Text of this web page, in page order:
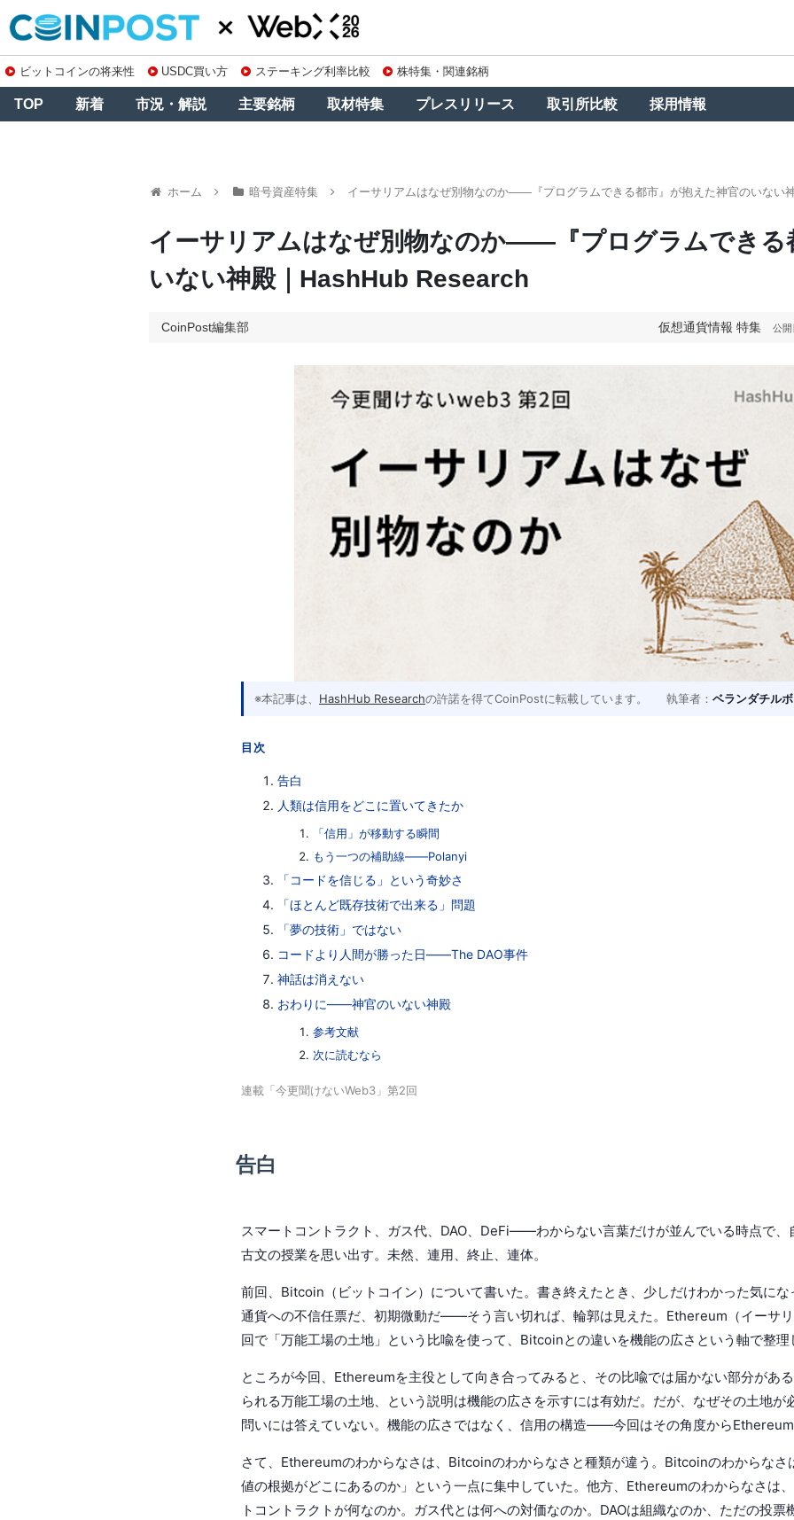
ビットコインの将来性 USDC買い方 ステーキング利率比較 株特集・関連銘柄
TOP 新着 市況・解説 主要銘柄 取材特集 プレスリリース 取引所比較 採用情報
ホーム 暗号資産特集 イーサリアムはなぜ別物なのか——『プログラムできる都市』が抱えた神官のいない
イーサリアムはなぜ別物なのか——『プログラムできる
いない神殿｜HashHub Research
CoinPost編集部 仮想通貨情報 特集 公
※本記事は、 HashHub Researchの許諾を得てCoinPostに転載しています。 執筆者： ベランダチル
目次
告白
人類は信用をどこに置いてきたか
「信用」が移動する瞬間
もう一つの補助線——Polanyi
「コードを信じる」という奇妙さ
「ほとんど既存技術で出来る」問題
「夢の技術」ではない
コードより人間が勝った日——The DAO事件
神話は消えない
おわりに——神官のいない神殿
参考文献
次に読むなら
連載「今更聞けないWeb3」第2回
告白
スマートコントラクト、ガス代、DAO、DeFi——わからない言葉だけが並んでいる時点で、
古文の授業を思い出す。未然、連用、終止、連体。
前回、Bitcoin（ビットコイン）について書いた。書き終えたとき、少しだけわかった気に
通貨への不信任票だ、初期微動だ——そう言い切れば、輪郭は見えた。Ethereum（イーサ
回で「万能工場の土地」という比喩を使って、Bitcoinとの違いを機能の広さという軸で整理
ところが今回、Ethereumを主役として向き合ってみると、その比喩では届かない部分があ
られる万能工場の土地、という説明は機能の広さを示すには有効だ。だが、なぜその土地が
問いには答えていない。機能の広さではなく、信用の構造——今回はその角度から
さて、Ethereumのわからなさは、Bitcoinのわからなさと種類が違う。Bitcoinのわからなさ
値の根拠がどこにあるのか」という一点に集中していた。他方、Ethereumのわからなさは
トコントラクトが何なのか。ガス代とは何への対価なのか。DAOは組織なのか、ただの投